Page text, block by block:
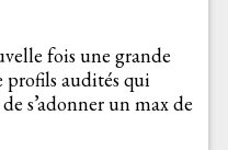
fois une grande
profils audités qui
s’adonner un max de